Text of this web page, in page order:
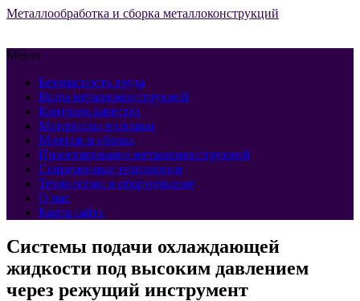
Металлообработка и сборка металлоконструкций
Меню
Безопасность труда
Виды металлоконструкций
Контроль качества
Материалы и сплавы
Монтаж и сборка
Проектирование металлоконструкций
Современные технологии
Технологии и оборудование
О нас
Карта сайта
Системы подачи охлаждающей
жидкости под высоким давлением
через режущий инструмент